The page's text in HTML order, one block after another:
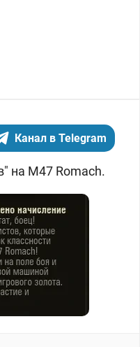
Канал в Telegram
на M47 Romach.